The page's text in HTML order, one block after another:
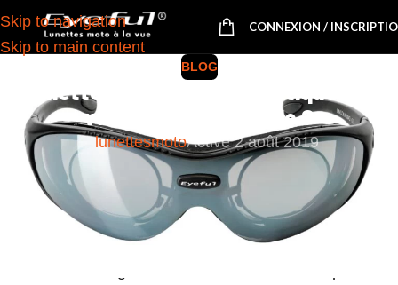
Skip to navigation
Skip to main content
CONNEXION /
BLOG
Lunettes moto avec kit optique à la
vue, la solution idéale ?
lunettesmotoActivé 2 août 2019
Si vous portez des
lunettes de vue, vous devez trouver
une solution adaptée à votre casque de moto. En effet,
porter deslunettes à moto
n’est pas toujours agréable
ni confortable, notamment lorsqu’on fait de longues